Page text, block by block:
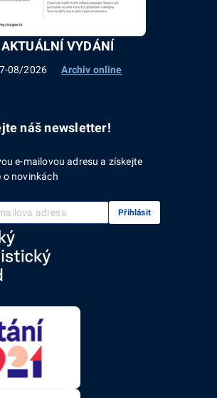
AKTUÁLNÍ VYDÁNÍ
08/2026 Archiv online
náš newsletter!
e-mailovou adresu a získejte
o novinkách
adresa Přihlásit